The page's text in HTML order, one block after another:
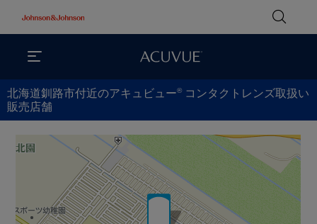
北海道釧路市付近のアキュビュー® コンタクトレンズ取扱い
販売店舗